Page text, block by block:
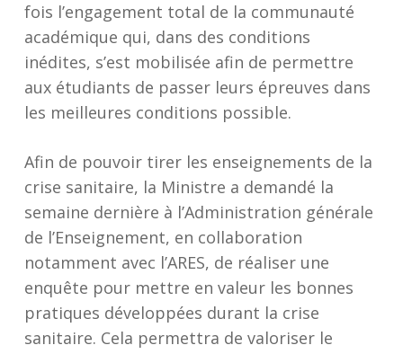
fois l’engagement total de la communauté
académique qui, dans des conditions
inédites, s’est mobilisée afin de permettre
aux étudiants de passer leurs épreuves dans
les meilleures conditions possible.
Afin de pouvoir tirer les enseignements de la
crise sanitaire, la Ministre a demandé la
semaine dernière à l’Administration générale
de l’Enseignement, en collaboration
notamment avec l’ARES, de réaliser une
enquête pour mettre en valeur les bonnes
pratiques développées durant la crise
sanitaire. Cela permettra de valoriser le